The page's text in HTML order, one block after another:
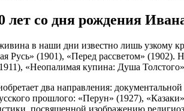
лет со дня рождения
в наши дни известно лишь узкому
Русь» (1901), «Перед рассветом»
«Неопалимая купина: Душа
два направления:
прошлого: «Перун» (1927),
посвященной изображению